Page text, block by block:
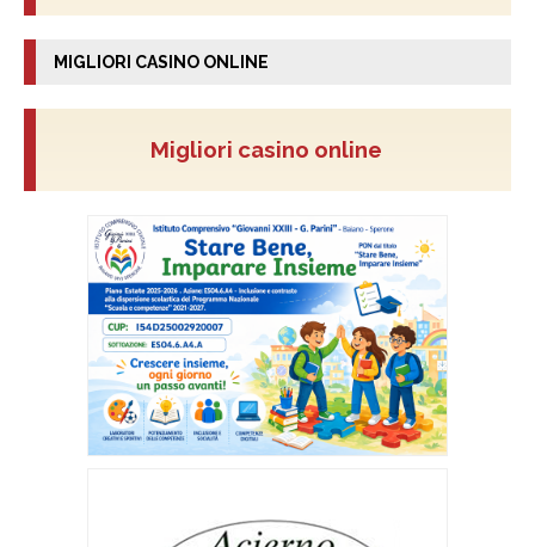
MIGLIORI CASINO ONLINE
Migliori casino online